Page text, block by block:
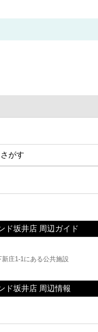
がす
ド坂井店 周辺ガイド
庄1-1にある公共施設
ド坂井店 周辺情報